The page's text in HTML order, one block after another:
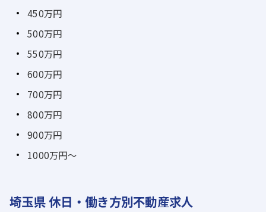
450万円
500万円
550万円
600万円
700万円
800万円
900万円
1000万円～
埼玉県 休日・働き方別不動産求人